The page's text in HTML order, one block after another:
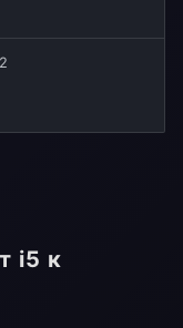
i5 к